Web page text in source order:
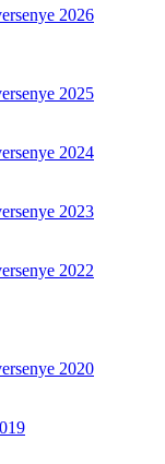
2026
2025
2024
2023
2022
2020